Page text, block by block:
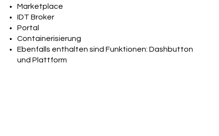
Marketplace
IDT Broker
Portal
Containerisierung
Ebenfalls enthalten sind Funktionen: Dashbutton
und Plattform